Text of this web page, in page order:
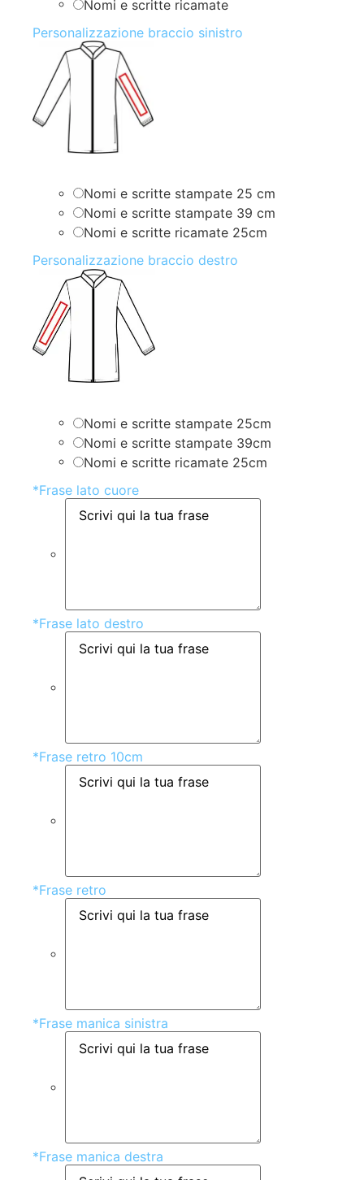
Nomi e scritte ricamate
Personalizzazione braccio sinistro
Nomi e scritte stampate 25 cm
Nomi e scritte stampate 39 cm
Nomi e scritte ricamate 25cm
Personalizzazione braccio destro
Nomi e scritte stampate 25cm
Nomi e scritte stampate 39cm
Nomi e scritte ricamate 25cm
*Frase lato cuore
*Frase lato destro
*Frase retro 10cm
*Frase retro
*Frase manica sinistra
*Frase manica destra